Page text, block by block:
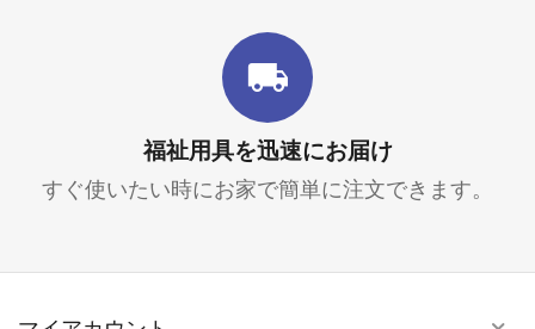
福祉用具を迅速にお届け
すぐ使いたい時にお家で簡単に注文できます。